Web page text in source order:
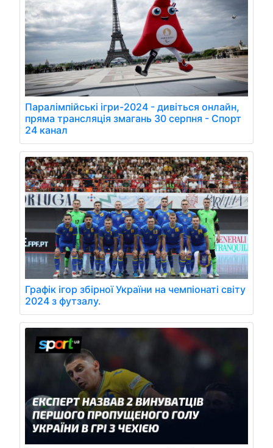
Паралімпійські ігри-2024 - дивіться онлайн,
пряма трансляція змагань 30 серпня - Спорт
24 канал
Графік ігор збірної України на чемпіонаті світу
2024 з футзалу.